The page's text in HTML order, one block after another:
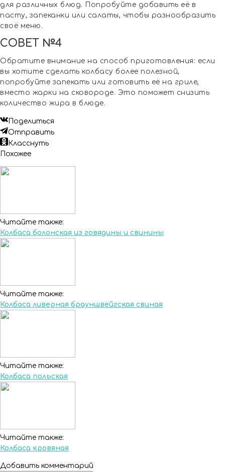
для различных блюд. Попробуйте добавить её в
пасту, запеканки или салаты, чтобы разнообразить
своё меню.
СОВЕТ №4
Обратите внимание на способ приготовления: если
вы хотите сделать колбасу более полезной,
попробуйте запекать или готовить её на гриле,
вместо жарки на сковороде. Это поможет снизить
количество жира в блюде.
Поделиться
Отправить
Класснуть
Похожее
Читайте также:
Колбаса болонская из говядины и свинины
Читайте также:
Колбаса ливерная брауншвейгская свиная
Читайте также:
Колбаса польская
Читайте также:
Колбаса кровяная
Добавить комментарий